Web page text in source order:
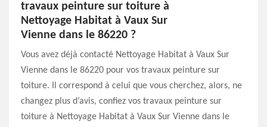
travaux peinture sur toiture à
Nettoyage Habitat à Vaux Sur
Vienne dans le 86220 ?
Vous avez déjà contacté Nettoyage Habitat à Vaux Sur
Vienne dans le 86220 pour vos travaux peinture sur
toiture. Il correspond à celui que vous cherchez, alors, ne
changez plus d’avis, confiez vos travaux peinture sur
toiture à Nettoyage Habitat à Vaux Sur Vienne dans le